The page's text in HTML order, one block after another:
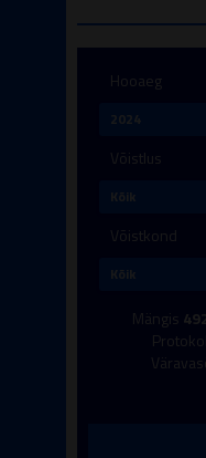
Hooaeg
Võistlus
Võistkond
Mängis 492